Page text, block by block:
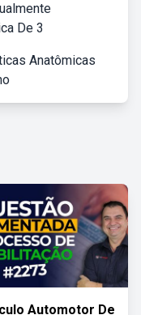
De 3
Anatômicas
Automotor De